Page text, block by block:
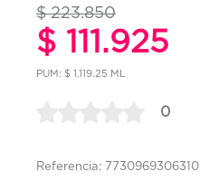
$ 223.850
$ 111.925
PUM: $ 1,119.25 ML
0
Referencia: 7730969306310